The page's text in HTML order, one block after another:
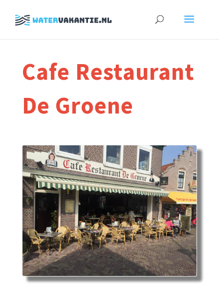
Zoeken
Cafe Restaurant
De Groene